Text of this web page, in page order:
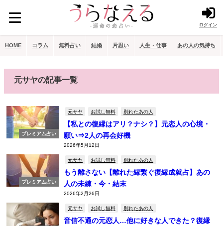
ログイン
HOME コラム 無料占い 結婚 片思い 人生・仕事 あの人の気持ち
元サヤの記事一覧
プレミアム占い
元サヤ お試し無料 別れたあの人
【私との復縁はアリ？ナシ？】元恋人の心境・
願い⇒2人の再会好機
2026年5月12日
プレミアム占い
元サヤ お試し無料 別れたあの人
もう離さない【離れた縁繋ぐ復縁成就占】あの
人の未練・今・結末
2026年2月26日
元サヤ お試し無料 別れたあの人
音信不通の元恋人…他に好きな人できた？復縁